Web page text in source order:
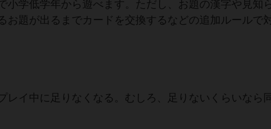
小学低学年から遊べます。ただし、お題の漢字や見知
お題が出るまでカードを交換するなどの追加ルールで
レイ中に足りなくなる。むしろ、足りないくらいなら